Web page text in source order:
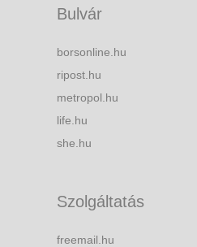
Bulvár
borsonline.hu
ripost.hu
metropol.hu
life.hu
she.hu
Szolgáltatás
freemail.hu